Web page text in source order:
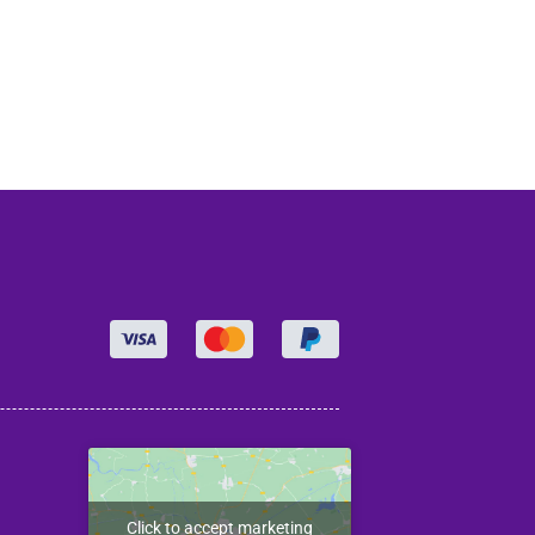
Click to accept marketing